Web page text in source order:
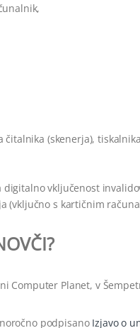
čitalnika (skenerja),
vključenost
(vključno s kartičnim
Computer Planet, v
podpisano Izjavo o